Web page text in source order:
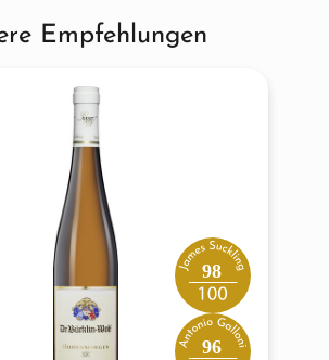
überspringen
Empfehlungen
98
96